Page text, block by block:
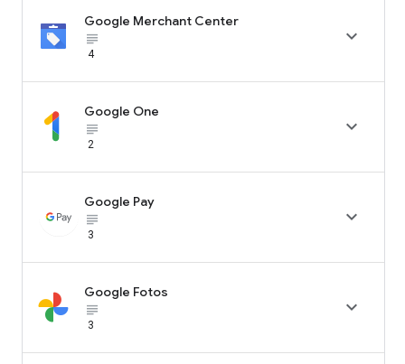
Google Merchant Center
subject_black
4

Google One
subject_black
2

Google Pay
subject_black
3

Google Fotos
subject_black
3
